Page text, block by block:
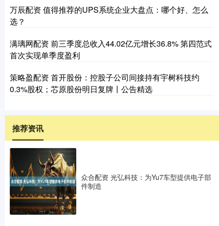
万辰配资 值得推荐的UPS系统企业大盘点：哪个好、怎么
选？
满璃网配资 前三季度总收入44.02亿元增长36.8% 第四范式
首次实现单季度盈利
策略盈配资 首开股份：控股子公司间接持有宇树科技约
0.3%股权；芯原股份明日复牌丨公告精选
推荐资讯
众合配资 光弘科技：为Yu7车型提供电子部
件制造